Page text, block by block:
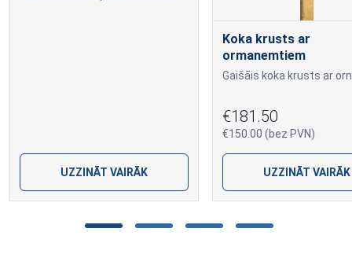
UZZINĀT VAIRĀK
Koka krusts ar
ormanemtiem
€181.50
€150.00 (bez PVN)
UZZINĀT VAIRĀK